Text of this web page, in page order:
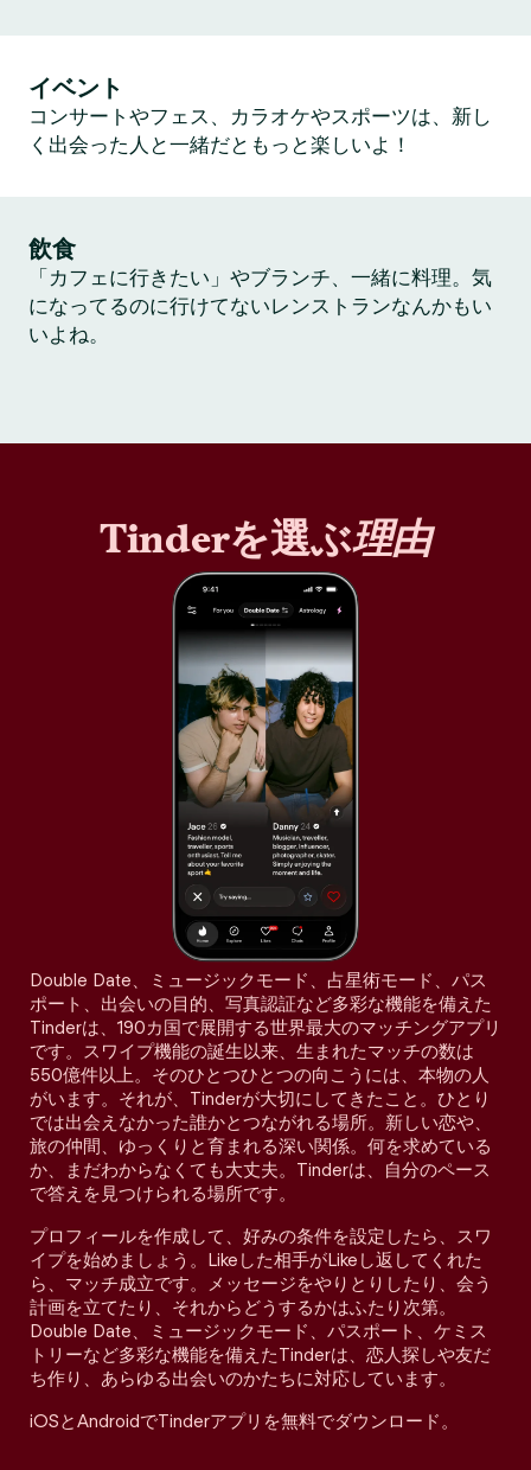
イベント
コンサートやフェス、カラオケやスポーツは、新し
く出会った人と一緒だともっと楽しいよ！
飲食
「カフェに行きたい」やブランチ、一緒に料理。気
になってるのに行けてないレンストランなんかもい
いよね。
Tinderを選ぶ理由
Double Date、ミュージックモード、占星術モード、パス
ポート、出会いの目的、写真認証など多彩な機能を備えた
Tinderは、190カ国で展開する世界最大のマッチングアプリ
です。スワイプ機能の誕生以来、生まれたマッチの数は
550億件以上。そのひとつひとつの向こうには、本物の人
がいます。それが、Tinderが大切にしてきたこと。ひとり
では出会えなかった誰かとつながれる場所。新しい恋や、
旅の仲間、ゆっくりと育まれる深い関係。何を求めている
か、まだわからなくても大丈夫。Tinderは、自分のペース
で答えを見つけられる場所です。
プロフィールを作成して、好みの条件を設定したら、スワ
イプを始めましょう。Likeした相手がLikeし返してくれた
ら、マッチ成立です。メッセージをやりとりしたり、会う
計画を立てたり、それからどうするかはふたり次第。
Double Date、ミュージックモード、パスポート、ケミス
トリーなど多彩な機能を備えたTinderは、恋人探しや友だ
ち作り、あらゆる出会いのかたちに対応しています。
iOSとAndroidでTinderアプリを無料でダウンロード。